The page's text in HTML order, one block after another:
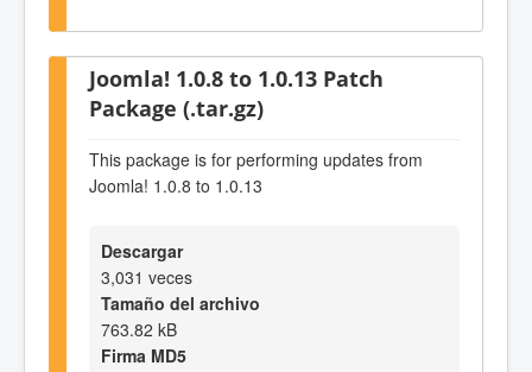
Joomla! 1.0.8 to 1.0.13 Patch
Package (.tar.gz)
This package is for performing updates from
Joomla! 1.0.8 to 1.0.13
Descargar
3,031 veces
Tamaño del archivo
763.82 kB
Firma MD5